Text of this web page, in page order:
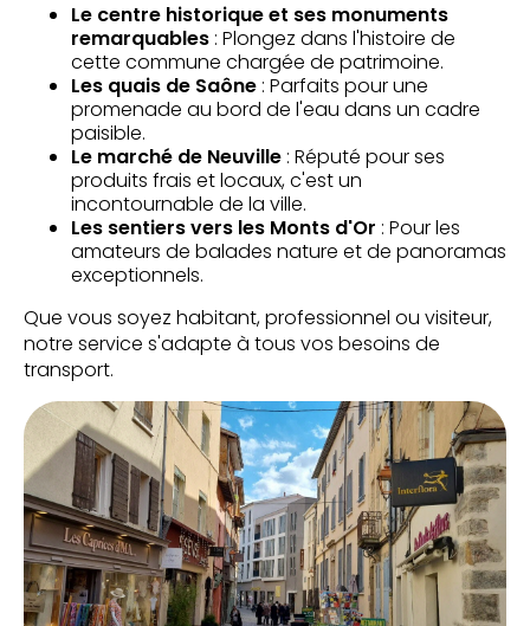
Le centre historique et ses monuments
remarquables : Plongez dans l'histoire de
cette commune chargée de patrimoine.
Les quais de Saône : Parfaits pour une
promenade au bord de l'eau dans un cadre
paisible.
Le marché de Neuville : Réputé pour ses
produits frais et locaux, c'est un
incontournable de la ville.
Les sentiers vers les Monts d'Or : Pour les
amateurs de balades nature et de panoramas
exceptionnels.
Que vous soyez habitant, professionnel ou visiteur,
notre service s'adapte à tous vos besoins de
transport.